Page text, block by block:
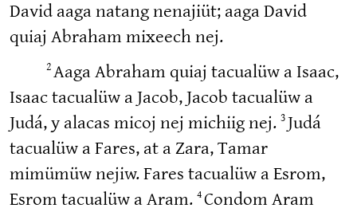
David aaga natang nenajiüt; aaga David
quiaj Abraham mixeech nej.
2Aaga Abraham quiaj tacualüw a Isaac,
Isaac tacualüw a Jacob, Jacob tacualüw a
Judá, y alacas micoj nej michiig nej. 3Judá
tacualüw a Fares, at a Zara, Tamar
mimümüw nejiw. Fares tacualüw a Esrom,
Esrom tacualüw a Aram. 4Condom Aram